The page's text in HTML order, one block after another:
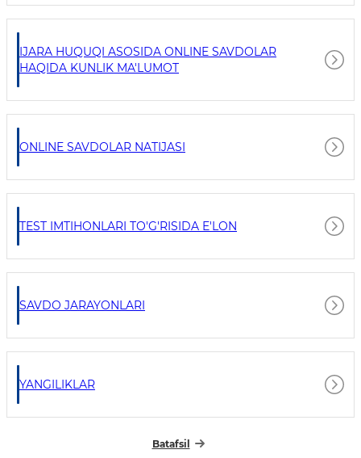
IJARA HUQUQI ASOSIDA ONLINE SAVDOLAR
HAQIDA KUNLIK MA'LUMOT
ONLINE SAVDOLAR NATIJASI
TEST IMTIHONLARI TO'G'RISIDA E'LON
SAVDO JARAYONLARI
YANGILIKLAR
Batafsil